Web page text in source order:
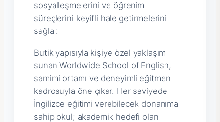
sosyalleşmelerini ve öğrenim
süreçlerini keyifli hale getirmelerini
sağlar.
Butik yapısıyla kişiye özel yaklaşım
sunan Worldwide School of English,
samimi ortamı ve deneyimli eğitmen
kadrosuyla öne çıkar. Her seviyede
İngilizce eğitimi verebilecek donanıma
sahip okul; akademik hedefi olan